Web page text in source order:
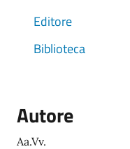
Editore
Biblioteca
Autore
Aa.Vv.